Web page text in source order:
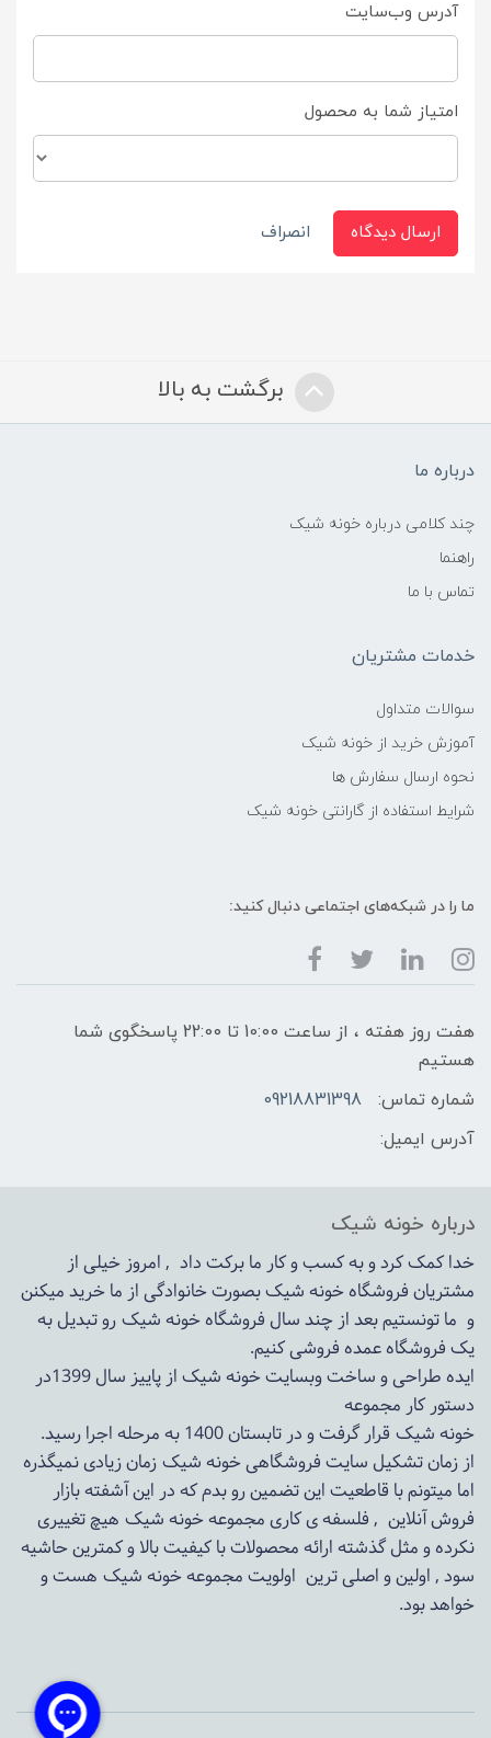
آدرس وب‌سایت
امتیاز شما به محصول
ارسال دیدگاه انصراف
برگشت به بالا
درباره ما
چند کلامی درباره خونه شیک
راهنما
تماس با ما
خدمات مشتریان
سوالات متداول
آموزش خرید از خونه شیک
نحوه ارسال سفارش ها
شرایط استفاده از گارانتی خونه شیک
ما را در شبکه‌های اجتماعی دنبال کنید:
هفت روز هفته ، از ساعت 10:00 تا 22:00 پاسخگوی شما
هستیم
شماره تماس:
09218831398
آدرس ایمیل:
درباره خونه شیک
خدا کمک کرد و به کسب و کار ما برکت داد , امروز خیلی از
مشتریان فروشگاه خونه شیک بصورت خانوادگی از ما خرید میکنن
و ما تونستیم بعد از چند سال فروشگاهخونه شیکرو تبدیل به
یک فروشگاه عمده فروشی کنیم.
ایده طراحی و ساخت وبسایت خونه شیک از پاییز سال 1399در
دستور کار مجموعه
خونه شیک قرار گرفت و در تابستان 1400 به مرحله اجرا رسید.
از زمان تشکیل سایت فروشگاهیخونه شیکزمان زیادی نمیگذره
اما میتونم با قاطعیت این تضمین رو بدم که در این آشفته بازار
فروش آنلاین , فلسفه ی کاری مجموعهخونه شیک هیچ تغییری
نکرده و مثل گذشته ارائه محصولات با کیفیت بالا و کمترین حاشیه
سود , اولین و اصلی ترین اولویت مجموعهخونه شیک هست و
خواهد بود.